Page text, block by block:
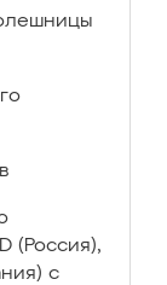
(Россия),
с